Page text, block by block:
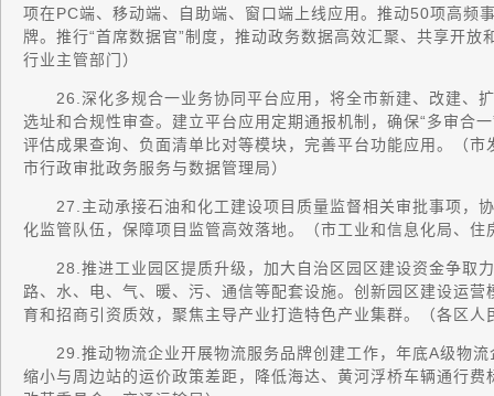
项在PC端、移动端、自助端、窗口端上线应用。推动50项高频
牌。推行“首席数据官”制度，推动政务数据高效汇聚、共享开
行业主管部门）
26.深化多规合一业务协同平台应用，将全市新建、改建、
选址和合规性审查。建立平台应用定期通报机制，确保“多审合
评估成果查询、负面清单比对等模块，完善平台功能应用。（
市行政审批政务服务与数据管理局）
27.主动承接石油和化工建设项目质量监督相关审批事项，
化监管队伍，保障项目监管高效落地。（市工业和信息化局、
28.推进工业园区提质升级，加大自治区园区建设资金争取
路、水、电、气、暖、污、通信等配套设施。创新园区建设运
育和招商引资质效，聚焦主导产业打造特色产业集群。（各区
29.推动物流企业开展物流服务品牌创建工作，年底A级物流
缩小与周边站的运价政策差距，降低海达、黄河浮桥车辆通行